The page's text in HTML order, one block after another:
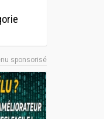
sponsorisé